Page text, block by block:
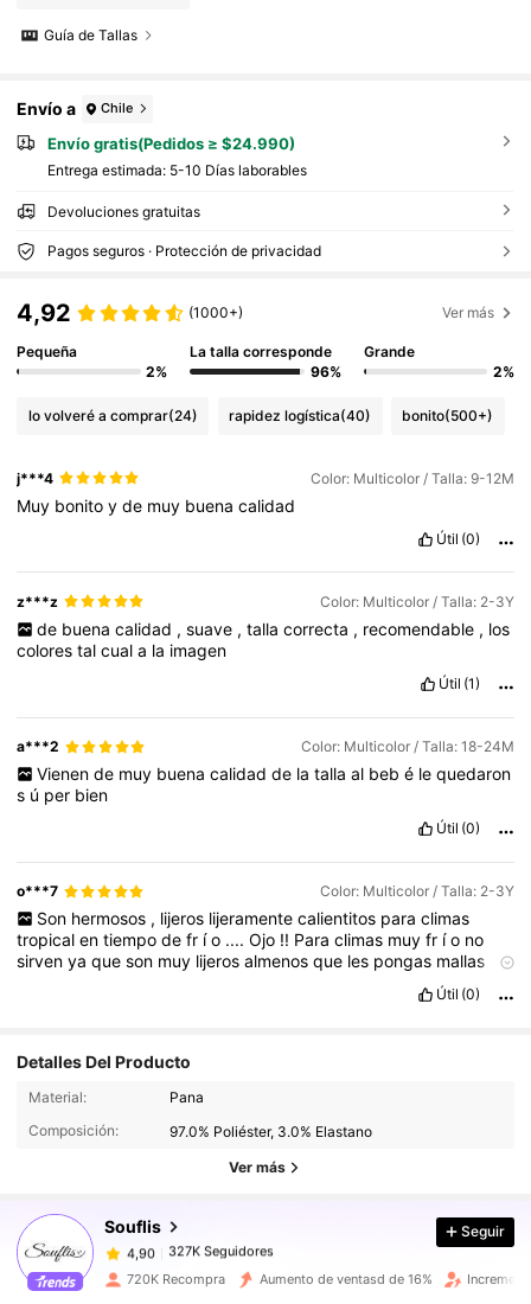
Guía de Tallas
Envío a Chile
Envío gratis(Pedidos ≥ $24.990)
Entrega estimada: 5-10 Días laborables
Devoluciones gratuitas
Pagos seguros · Protección de privacidad
4,92 (1000+) Ver más
Pequeña
2%
La talla corresponde
96%
Grande
2%
lo volveré a comprar(24) rapidez logística(40) bonito(500+)
j***4 Color: Multicolor / Talla: 9-12M
Muy bonitoyde muy buenacalidad
Útil (0)
z***z Color: Multicolor / Talla: 2-3Y
de buena calidad , suave , talla correcta , recomendable , los
colorestalcuala la imagen
Útil (1)
a***2 Color: Multicolor / Talla: 18-24M
Vienen de muy buena calidad de la talla al beb é le quedaron
s ú per bien
Útil (0)
o***7 Color: Multicolor / Talla: 2-3Y
Son hermosos , lijeros lijeramente calientitos para climas
tropicalentiempodefr ío ....Ojo !! Paraclimas muyfr ío no
sirvenyaqueson muy lijerosalmenosque les pongas mallas
de
muy
peditalla2/3añospara
bien aunque vezun
Útil (0)
Detalles Del Producto
Material:
Pana
Composición:
97.0% Poliéster, 3.0% Elastano
Ver más
Souflis
327K Seguidores
327K Seguidores
4,90
327K Seguidores
d***8 pagóHace 1 día
Seguir
720K Recompra Aumento de ventasd de 16%